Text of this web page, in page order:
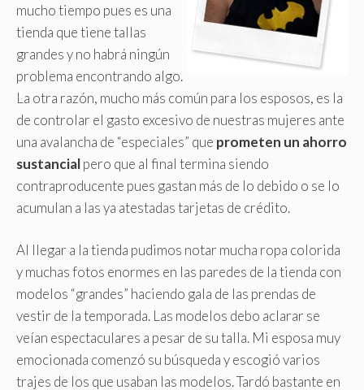
mucho tiempo pues es una
tienda que tiene tallas
grandes y no habrá ningún
problema encontrando algo.
La otra razón, mucho más común para los esposos, es la
de controlar el gasto excesivo de nuestras mujeres ante
una avalancha de “especiales” que prometen un ahorro
sustancialpero que al final termina siendo
contraproducente pues gastan más de lo debido o se lo
acumulan a las ya atestadas tarjetas de crédito.
Al llegar a la tienda pudimos notar mucha ropa colorida
y muchas fotos enormes en las paredes de la tienda con
modelos “grandes” haciendo gala de las prendas de
vestir de la temporada. Las modelos debo aclarar se
veían espectaculares a pesar de su talla. Mi esposa muy
emocionada comenzó su búsqueda y escogió varios
trajes de los que usaban las modelos. Tardó bastante en